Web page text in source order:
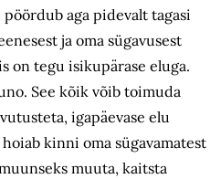
aga pidevalt tagasi
ja oma sügavusest
on tegu isikupärase eluga.
See kõik võib toimuda
igapäevase elu
kinni oma sügavamatest
muuta, kaitsta